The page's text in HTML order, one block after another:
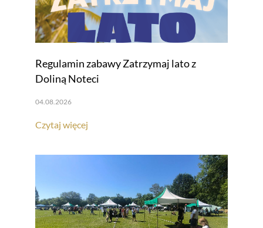
Regulamin zabawy Zatrzymaj lato z
Doliną Noteci
04.08.2026
Czytaj więcej